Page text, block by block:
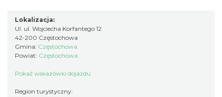
Lokalizacja:
Ul. ul. Wojciecha Korfantego 12
42-200 Częstochowa
Gmina: Częstochowa
Powiat: Częstochowa
Pokaż wskazówki dojazdu
Region turystyczny: